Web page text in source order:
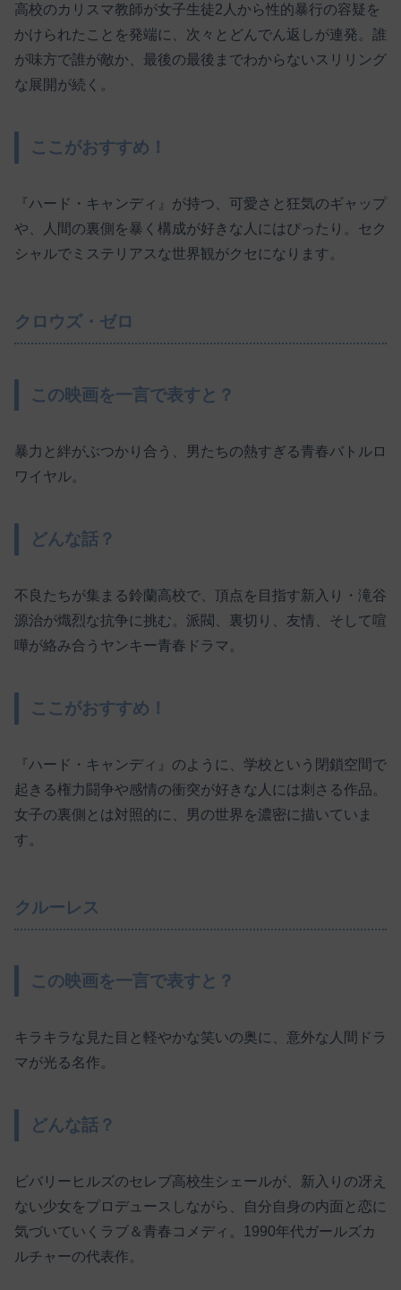
高校のカリスマ教師が女子生徒2人から性的暴行の容疑を
かけられたことを発端に、次々とどんでん返しが連発。誰
が味方で誰が敵か、最後の最後までわからないスリリング
な展開が続く。
ここがおすすめ！
『ハード・キャンディ』が持つ、可愛さと狂気のギャップ
や、人間の裏側を暴く構成が好きな人にはぴったり。セク
シャルでミステリアスな世界観がクセになります。
クロウズ・ゼロ
この映画を一言で表すと？
暴力と絆がぶつかり合う、男たちの熱すぎる青春バトルロ
ワイヤル。
どんな話？
不良たちが集まる鈴蘭高校で、頂点を目指す新入り・滝谷
源治が熾烈な抗争に挑む。派閥、裏切り、友情、そして喧
嘩が絡み合うヤンキー青春ドラマ。
ここがおすすめ！
『ハード・キャンディ』のように、学校という閉鎖空間で
起きる権力闘争や感情の衝突が好きな人には刺さる作品。
女子の裏側とは対照的に、男の世界を濃密に描いていま
す。
クルーレス
この映画を一言で表すと？
キラキラな見た目と軽やかな笑いの奥に、意外な人間ドラ
マが光る名作。
どんな話？
ビバリーヒルズのセレブ高校生シェールが、新入りの冴え
ない少女をプロデュースしながら、自分自身の内面と恋に
気づいていくラブ＆青春コメディ。1990年代ガールズカ
ルチャーの代表作。